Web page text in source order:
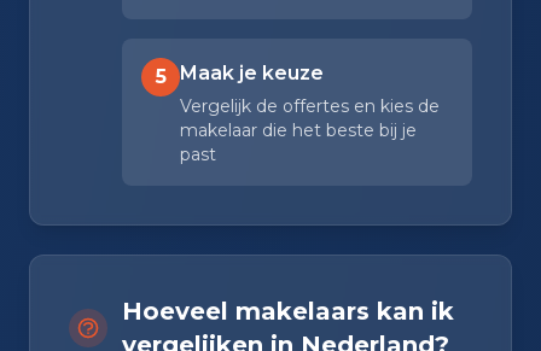
5 Maak je keuze
Vergelijk de offertes en kies de
makelaar die het beste bij je
past
Hoeveel makelaars kan ik
vergelijken in Nederland?